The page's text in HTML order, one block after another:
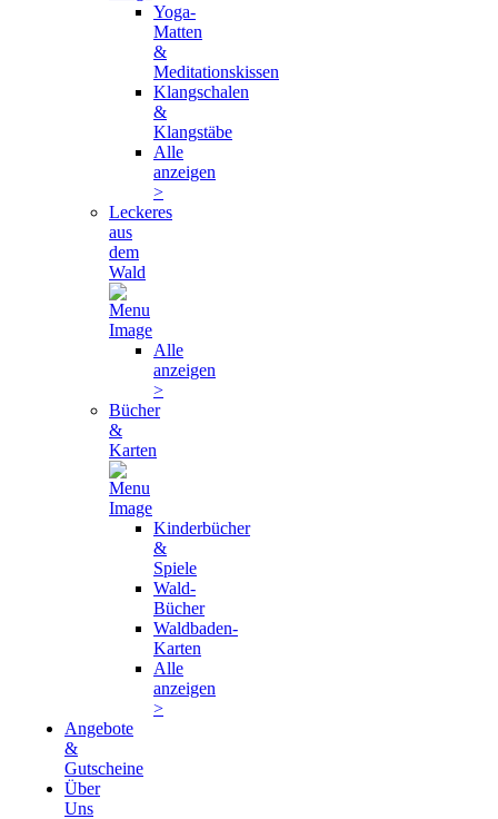
Yoga-
Matten
&
Meditationskissen
Klangschalen
&
Klangstäbe
Alle
anzeigen
>
Leckeres
aus
dem
Wald
Alle
anzeigen
>
Bücher
&
Karten
Kinderbücher
&
Spiele
Wald-
Bücher
Waldbaden-
Karten
Alle
anzeigen
>
Angebote
&
Gutscheine
Über
Uns